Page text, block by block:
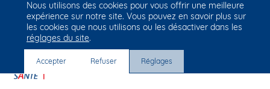
Groupe Vivalto Santé
Entre nous, la vie
Nous utilisons des cookies pour vous offrir une meilleure
expérience sur notre site. Vous pouvez en savoir plus sur
les cookies que nous utilisons ou les désactiver dans les
réglages du site.
Accepter Refuser Réglages